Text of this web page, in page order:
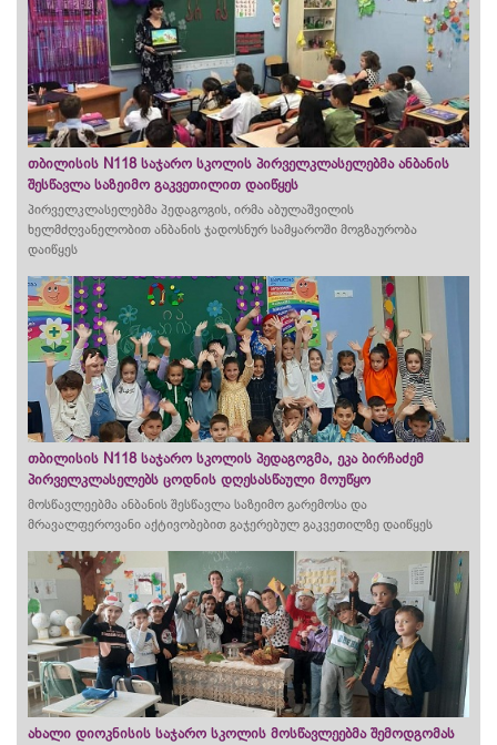
თბილისის N118 საჯარო სკოლის პირველკლასელებმა ანბანის
შესწავლა საზეიმო გაკვეთილით დაიწყეს
პირველკლასელებმა პედაგოგის, ირმა აბულაშვილის
ხელმძღვანელობით ანბანის ჯადოსნურ სამყაროში მოგზაურობა
დაიწყეს
თბილისის N118 საჯარო სკოლის პედაგოგმა, ეკა ბირჩაძემ
პირველკლასელებს ცოდნის დღესასწაული მოუწყო
მოსწავლეებმა ანბანის შესწავლა საზეიმო გარემოსა და
მრავალფეროვანი აქტივობებით გაჯერებულ გაკვეთილზე დაიწყეს
ახალი დიოკნისის საჯარო სკოლის მოსწავლეებმა შემოდგომას